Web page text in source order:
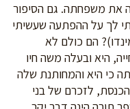
את משפחתה. גם הסיפור
לך על ההפתעה שעשיתי
הם כולם לא
היא ובעלה משה חיו
כי היא והמחותנת שלה
לזכרם של בני